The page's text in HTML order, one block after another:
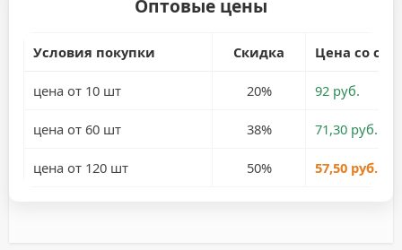
Оптовые цены
Условия покупки Скидка Цена со
цена от 10 шт 20% 92 руб.
цена от 60 шт 38% 71,30 руб.
цена от 120 шт 50% 57,50 руб.